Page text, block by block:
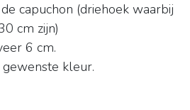
capuchon (driehoek waarbij
cm zijn)
6 cm.
gewenste kleur.